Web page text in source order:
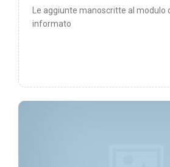
Le aggiunte manoscritte al modulo
informato